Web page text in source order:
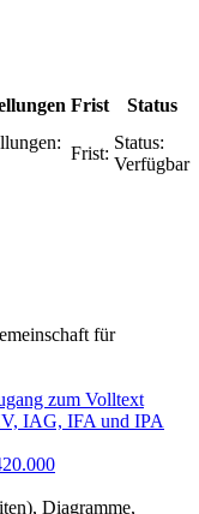
Frist
Status
Frist:
Status:
Verfügbar
für
zum Volltext
IAG, IFA und IPA
Diagramme,